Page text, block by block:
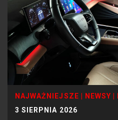
NAJWAŻNIEJSZE NEWSY
3 SIERPNIA 2026